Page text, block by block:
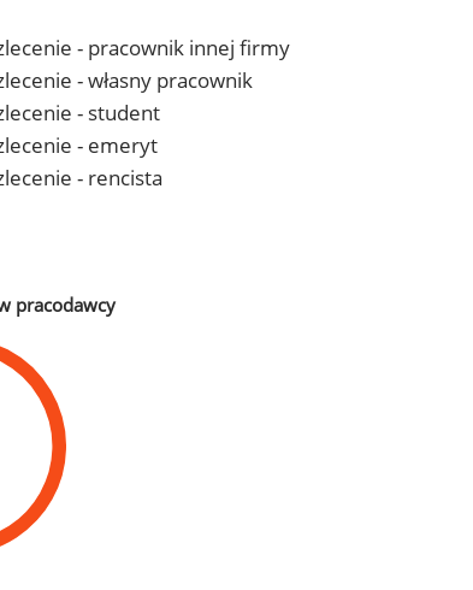
- pracownik innej firmy
- własny pracownik
- student
- emeryt
- rencista
pracodawcy